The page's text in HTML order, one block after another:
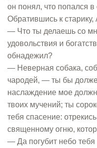
он понял, что попался в
Обратившись к старику,
— Что ты делаешь со
удовольствия и
обнадежил?
— Неверная собака,
чародей, — ты бы
наслаждение мое
твоих мучений; ты
тебя спасение:
священному огню,
— Да погубит небо